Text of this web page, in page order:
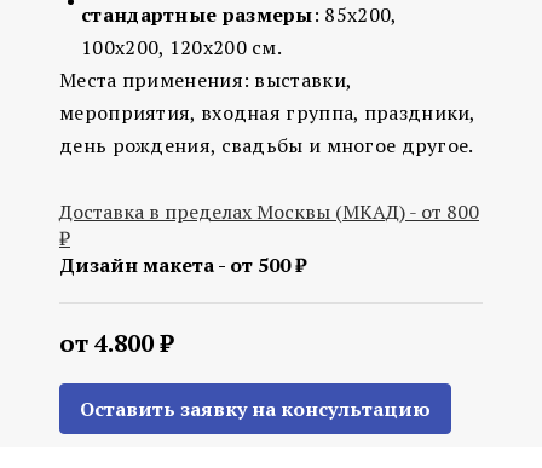
стандартные размеры: 85х200,
100х200, 120х200 см.
Места применения: выставки,
мероприятия, входная группа, праздники,
день рождения, свадьбы и многое другое.
Доставка в пределах Москвы (МКАД) - от 800
₽
Дизайн макета - от 500 ₽
Оставить заявку на консультацию
от 4.800 ₽